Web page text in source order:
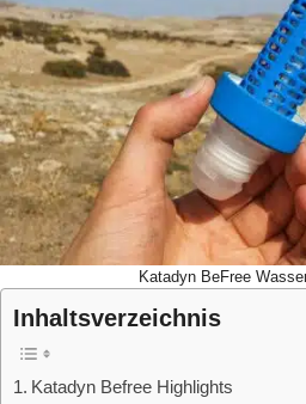
Katadyn BeFree
Inhaltsverzeichnis
Katadyn Befree Highlights